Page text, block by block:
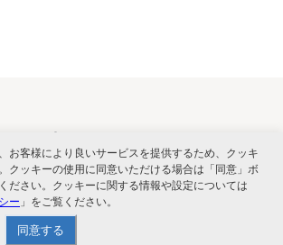
お客様により良いサービスを提供するため、クッキ
クッキーの使用に同意いただける場合は「同意」ボ
ださい。クッキーに関する情報や設定については
ー 」をご覧ください。
同意する